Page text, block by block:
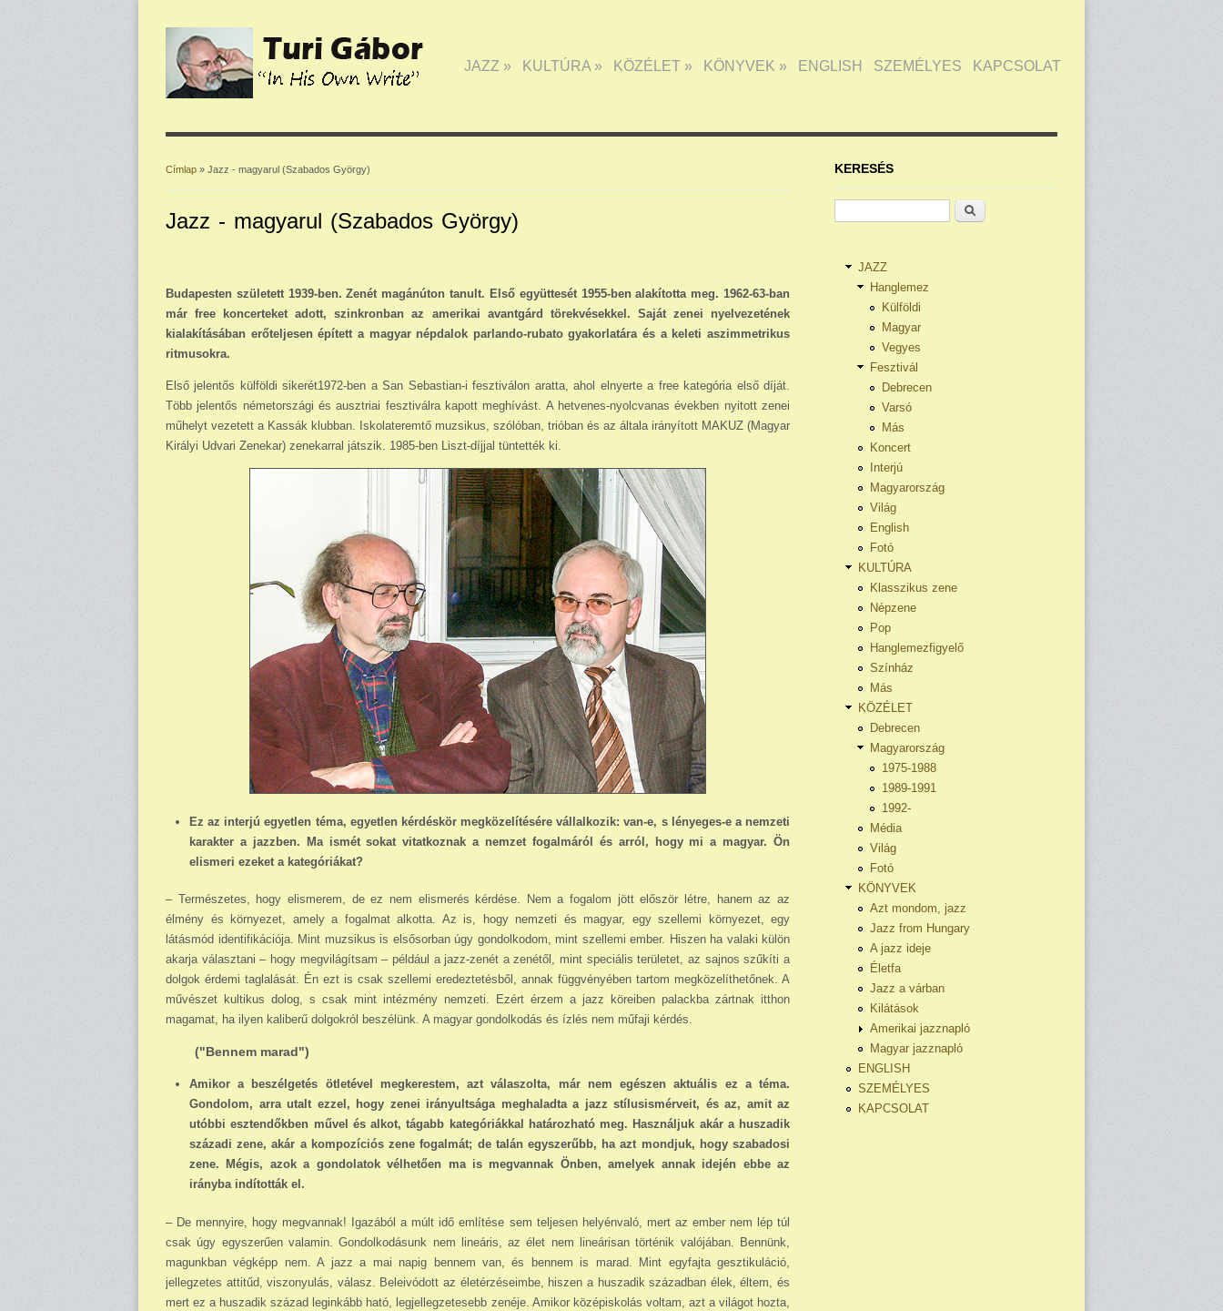
JAZZ » KULTÚRA » KÖZÉLET » KÖNYVEK » ENGLISH SZEMÉLYES KAPCSOLAT
Címlap » Jazz - magyarul (Szabados György)
Jazz - magyarul (Szabados György)
Budapesten született 1939-ben. Zenét magánúton tanult. Első együttesét 1955-ben alakí­totta meg. 1962-63-ban
már free koncerteket adott, szinkronban az amerikai avantgárd törekvésekkel. Saját zenei nyelvezetének
kialakításában erőteljesen épített a magyar népdalok parlando-rubato gyakorlatára és a keleti aszimmetrikus
ritmusokra.
Első jelentős külföldi sikerét1972-ben a San Sebastian-i fesztiválon aratta, ahol elnyerte a free kategória első díját.
Több jelentős németországi és ausztriai fesztiválra kapott meghívást. A hetvenes-nyolcvanas években nyitott zenei
műhelyt vezetett a Kassák klubban. Iskolateremtő muzsikus, szólóban, trióban és az általa irányított MAKUZ (Magyar
Királyi Udvari Zenekar) zenekarral játszik. 1985-ben Liszt-díjjal tüntették ki.
Ez az interjú egyetlen téma, egyetlen kérdéskör megközelítésére vállalkozik: van-e, s lényeges-e a nemzeti
karakter a jazzben. Ma ismét sokat vitatkoznak a nemzet fogal­má­ról és arról, hogy mi a magyar. Ön
elismeri ezeket a kategóriákat?
– Természetes, hogy elismerem, de ez nem elismerés kérdése. Nem a fogalom jött először létre, hanem az az
élmény és környezet, amely a fogalmat alkotta. Az is, hogy nemzeti és magyar, egy szellemi környezet, egy
látásmód identifikációja. Mint muzsi­kus is elsősorban úgy gondolkodom, mint szellemi ember. Hiszen ha valaki külön
akarja választani – hogy megvilágítsam – például a jazz-zenét a zenétől, mint speciális terüle­tet, az sajnos szűkíti a
dolgok érdemi taglalását. Én ezt is csak szellemi eredeztetésből, annak függvényében tartom megközelíthetőnek. A
művészet kultikus dolog, s csak mint intézmény nemzeti. Ezért érzem a jazz köreiben palackba zártnak itthon
magamat, ha ilyen kaliberű dolgokról beszélünk. A magyar gondolkodás és ízlés nem műfaji kérdés.
("Bennem marad")
Amikor a beszélgetés ötletével megkerestem, azt válaszolta, már nem egészen aktuális ez a téma.
Gondolom, arra utalt ezzel, hogy zenei irányultsága meghaladta a jazz stílusismérveit, és az, amit az
utóbbi esztendőkben művel és alkot, tágabb kate­gó­riákkal határozható meg. Használjuk akár a huszadik
századi zene, akár a kompozíciós zene fogalmát; de talán egyszerűbb, ha azt mondjuk, hogy szabadosi
zene. Mégis, azok a gondolatok vélhetően ma is megvannak Önben, amelyek annak idején ebbe az
irányba indították el.
– De mennyire, hogy megvannak! Igazából a múlt idő említése sem teljesen helyénvaló, mert az ember nem lép túl
csak úgy egyszerűen valamin. Gondolkodásunk nem lineáris, az élet nem lineárisan történik valójában. Bennünk,
magunkban végképp nem. A jazz a mai napig bennem van, és bennem is marad. Mint egyfajta gesztikuláció,
jellegzetes attitűd, viszonyulás, válasz. Beleivódott az életérzéseimbe, hiszen a huszadik században élek, éltem, és
mert ez a huszadik század leginkább ható, legjellegzetesebb zenéje. Amikor középiskolás voltam, azt a világot hozta,
KERESÉS
Keresés
JAZZ
Hanglemez
Külföldi
Magyar
Vegyes
Fesztivál
Debrecen
Varsó
Más
Koncert
Interjú
Magyarország
Világ
English
Fotó
KULTÚRA
Klasszikus zene
Népzene
Pop
Hanglemezfigyelő
Színház
Más
KÖZÉLET
Debrecen
Magyarország
1975-1988
1989-1991
1992-
Média
Világ
Fotó
KÖNYVEK
Azt mondom, jazz
Jazz from Hungary
A jazz ideje
Életfa
Jazz a várban
Kilátások
Amerikai jazznapló
Magyar jazznapló
ENGLISH
SZEMÉLYES
KAPCSOLAT